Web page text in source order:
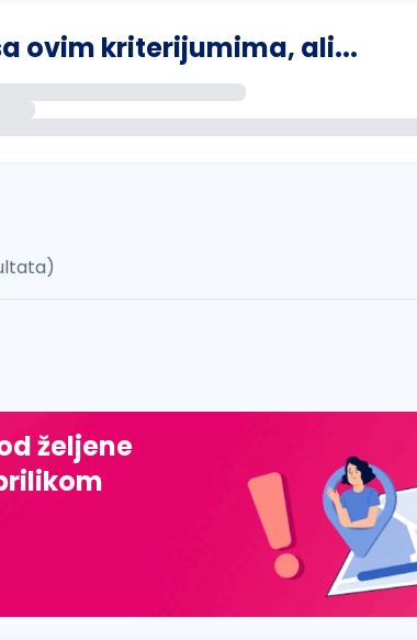
ovim kriterijumima, ali...
đ, ž, dž)
željene